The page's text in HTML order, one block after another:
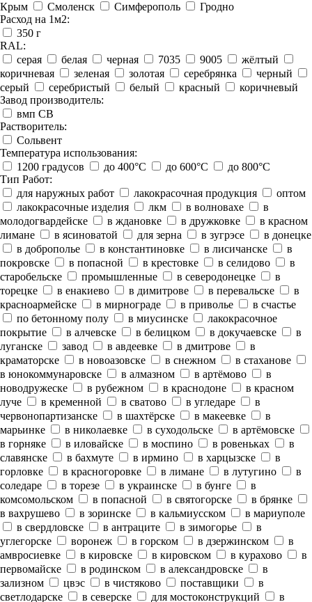
Крым
Смоленск Симферополь
Гродно
Расход на 1м2:
350 г
RAL:
серая
белая черная 7035 9005
жёлтый
коричневая
зеленая золотая серебрянка
черный
серый
серебристый белый красный
коричневый
Завод производитель:
вмп СВ
Растворитель:
Сольвент
Температура использования:
1200 градусов
до 400°C до 600°C
до 800°C
Тип Работ:
для наружных работ
лакокрасочная продукция
оптом
лакокрасочные изделия
лкм в волновахе
в
молодогвардейске
в ждановке в дружковке
в красном
лимане
в ясиноватой для зерна в зугрэсе
в донецке
в доброполье
в константиновке в лисичанске
в
покровске
в попасной в крестовке в селидово
в
старобельске
промышленные в северодонецке
в
торецке
в енакиево в димитрове в перевальске
в
красноармейске
в мирнограде в приволье
в счастье
по бетонному полу
в миусинске
лакокрасочное
покрытие
в алчевске в белицком в докучаевске
в
луганске
завод в авдеевке в дмитрове
в
краматорске
в новоазовске в снежном
в стаханове
в юнокоммунаровске
в алмазном в артёмово
в
новодружеске
в рубежном в краснодоне
в красном
луче
в кременной в сватово в угледаре
в
червонопартизанске
в шахтёрске в макеевке
в
марьинке
в николаевке в суходольске
в артёмовске
в горняке
в иловайске в моспино в ровеньках
в
славянске
в бахмуте в ирмино в харцызске
в
горловке
в красногоровке в лимане в лутугино
в
соледаре
в торезе в украинске в бунге
в
комсомольском
в попасной в святогорске
в брянке
в вахрушево
в зоринске в кальмиусском
в мариуполе
в свердловске
в антраците в зимогорье
в
углегорске
воронеж в горском в дзержинском
в
амвросиевке
в кировске в кировском в курахово
в
первомайске
в родинском в александровске
в
зализном
цвэс в чистяково поставщики
в
светлодарске
в северске для мостоконструкций в